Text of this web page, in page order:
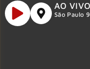
AO
São Paulo